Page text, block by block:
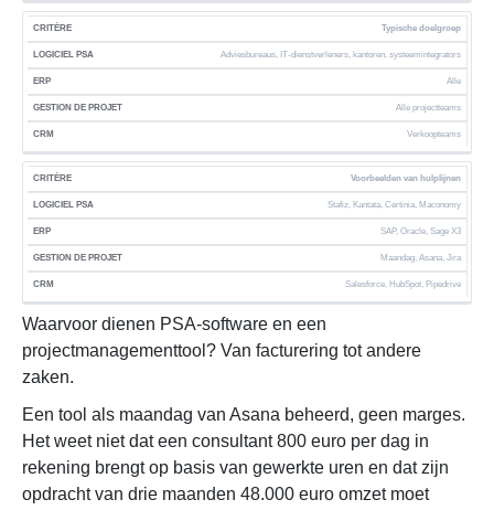
Typische doelgroep
Adviesbureaus, IT-dienstverleners, kantoren, systeemintegrators
Alle
Alle projectteams
Verkoopteams
Voorbeelden van hulplijnen
Stafiz, Kantata, Certinia, Maconomy
SAP, Oracle, Sage X3
Maandag, Asana, Jira
Salesforce, HubSpot, Pipedrive
Waarvoor dienen PSA-software en een
projectmanagementtool? Van facturering tot andere
zaken.
Een tool als maandag van Asana beheerd, geen marges.
Het weet niet dat een consultant 800 euro per dag in
rekening brengt op basis van gewerkte uren en dat zijn
opdracht van drie maanden 48.000 euro omzet moet